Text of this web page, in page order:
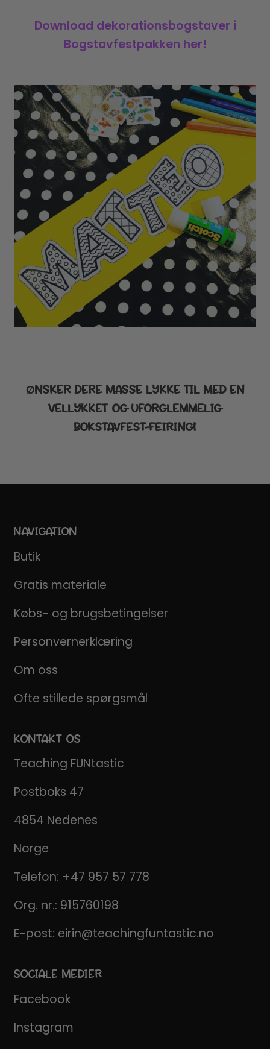
Download dekorationsbogstaver i
Bogstavfestpakken her!
ØNSKER DERE MASSE LYKKE TIL MED EN
VELLYKKET OG UFORGLEMMELIG
BOKSTAVFEST-FEIRING!
NAVIGATION
Butik
Gratis materiale
Købs- og brugsbetingelser
Personvernerklæring
Om oss
Ofte stillede spørgsmål
KONTAKT OS
Teaching FUNtastic
Postboks 47
4854 Nedenes
Norge
Telefon: +47 957 57 778
Org. nr.: 915760198
E-post: eirin@teachingfuntastic.no
SOCIALE MEDIER
Facebook
Instagram